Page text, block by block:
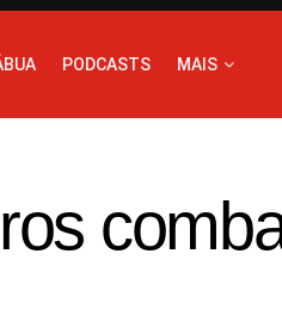
PODCASTS MAIS